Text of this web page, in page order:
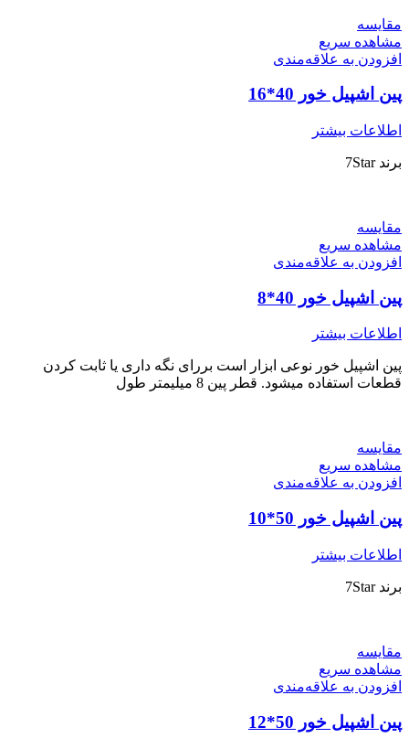
مقایسه
مشاهده سریع
افزودن به علاقه‌مندی
پین اشپیل خور 40*16
اطلاعات بیشتر
برند 7Star
مقایسه
مشاهده سریع
افزودن به علاقه‌مندی
پین اشپیل خور 40*8
اطلاعات بیشتر
پین اشپیل خور نوعی ابزار است بررای نگه داری یا ثابت کردن
قطعات استفاده میشود. قطر پین 8 میلیمتر طول
مقایسه
مشاهده سریع
افزودن به علاقه‌مندی
پین اشپیل خور 50*10
اطلاعات بیشتر
برند 7Star
مقایسه
مشاهده سریع
افزودن به علاقه‌مندی
پین اشپیل خور 50*12